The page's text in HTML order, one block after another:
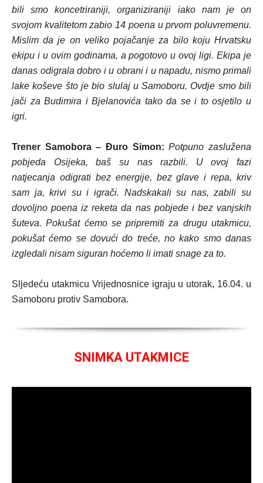
bili smo koncetriraniji, organiziraniji iako nam je on
svojom kvalitetom zabio 14 poena u prvom poluvremenu.
Mislim da je on veliko pojačanje za bilo koju Hrvatsku
ekipu i u ovim godinama, a pogotovo u ovoj ligi. Ekipa je
danas odigrala dobro i u obrani i u napadu, nismo primali
lake koševe što je bio slulaj u Samoboru. Ovdje smo bili
jači za Budimira i Bjelanovića tako da se i to osjetilo u
igri.
Trener Samobora – Đuro Simon: Potpuno zaslužena
pobjeda Osijeka, baš su nas razbili. U ovoj fazi
natjecanja odigrati bez energije, bez glave i repa, kriv
sam ja, krivi su i igrači. Nadskakali su nas, zabili su
dovoljno poena iz reketa da nas pobjede i bez vanjskih
šuteva. Pokušat ćemo se pripremiti za drugu utakmicu,
pokušat ćemo se dovući do treće, no kako smo danas
izgledali nisam siguran hoćemo li imati snage za to.
Sljedeću utakmicu Vrijednosnice igraju u utorak, 16.04. u
Samoboru protiv Samobora.
SNIMKA UTAKMICE